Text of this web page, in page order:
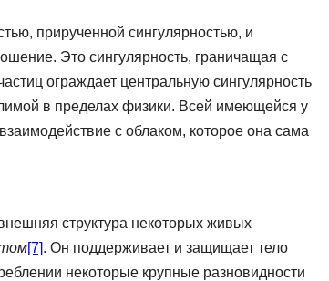
прирученной сингулярностью, и
Это сингулярность, граничащая с
ограждает центральную сингулярность
в пределах физики. Всей имеющейся у
с облаком, которое она сама
структура некоторых живых
[7]. Он поддерживает и защищает тело
некоторые крупные разновидности